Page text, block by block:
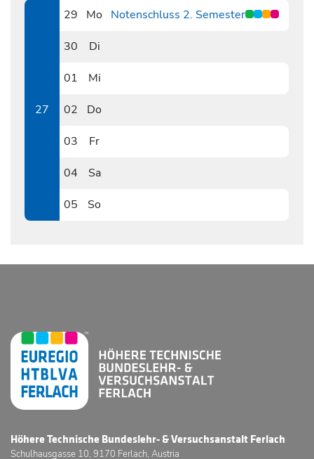
27
29
Mo Notenschluss 2. Semester
30
Di
01
Mi
02
Do
03
Fr
04
Sa
05
So
Höhere Technische Bundeslehr- & Versuchsanstalt Ferlach
Schulhausgasse 10, 9170 Ferlach, Austria